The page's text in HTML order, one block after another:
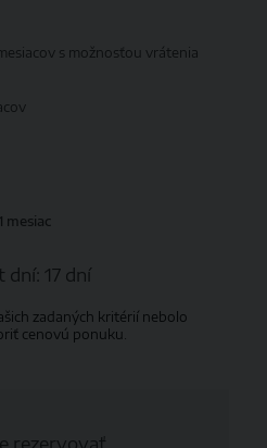
s možnosťou vrátenia
1 mesiac
dní: 17 dní
zadaných kritérií nebolo
cenovú ponuku.